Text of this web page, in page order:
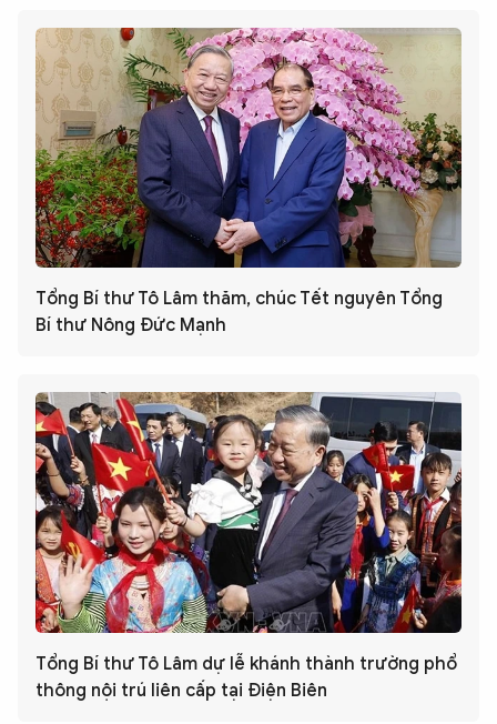
Tổng Bí thư Tô Lâm thăm, chúc Tết nguyên Tổng
Bí thư Nông Đức Mạnh
Tổng Bí thư Tô Lâm dự lễ khánh thành trường phổ
thông nội trú liên cấp tại Điện Biên